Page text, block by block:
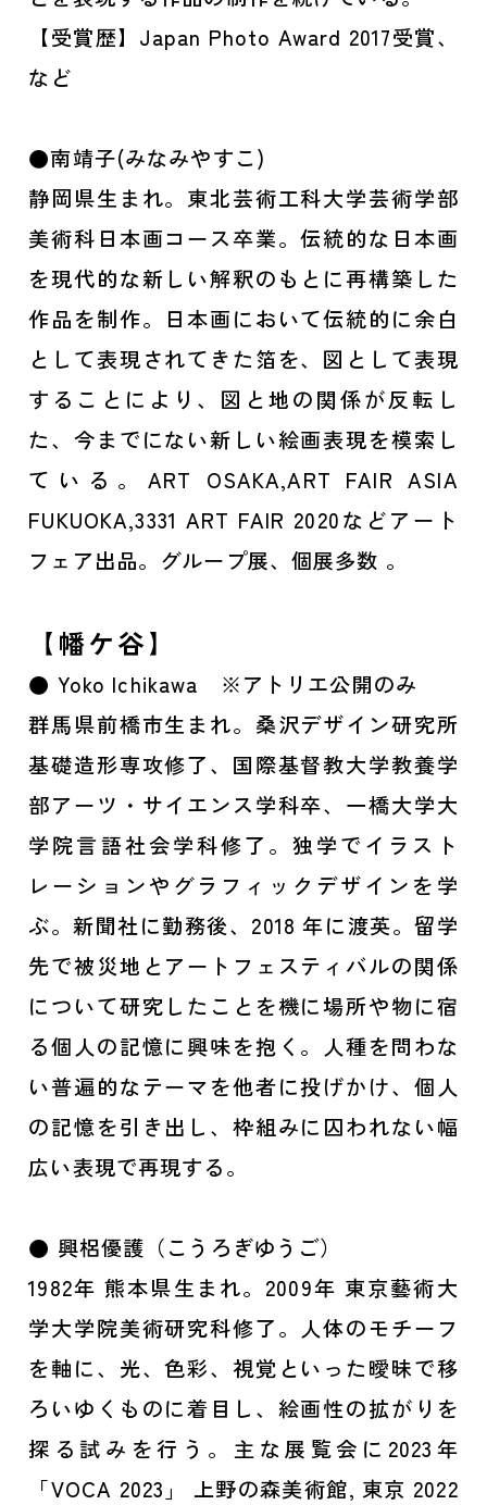
【受賞歴】Japan Photo Award 2017受賞、
など
●南靖子(みなみやすこ)
静岡県生まれ。東北芸術工科大学芸術学部
美術科日本画コース卒業。伝統的な日本画
を現代的な新しい解釈のもとに再構築した
作品を制作。日本画において伝統的に余白
として表現されてきた箔を、図として表現
することにより、図と地の関係が反転し
た、今までにない新しい絵画表現を模索し
ている。ART OSAKA,ART FAIR ASIA
FUKUOKA,3331 ART FAIR 2020などアート
フェア出品。グループ展、個展多数 。
【幡ケ谷】
● Yoko Ichikawa ※アトリエ公開のみ
群馬県前橋市生まれ。桑沢デザイン研究所
基礎造形専攻修了、国際基督教大学教養学
部アーツ・サイエンス学科卒、一橋大学大
学院言語社会学科修了。独学でイラスト
レーションやグラフィックデザインを学
ぶ。新聞社に勤務後、2018 年に渡英。留学
先で被災地とアートフェスティバルの関係
について研究したことを機に場所や物に宿
る個人の記憶に興味を抱く。人種を問わな
い普遍的なテーマを他者に投げかけ、個人
の記憶を引き出し、枠組みに囚われない幅
広い表現で再現する。
● 興梠優護（こうろぎゆうご）
1982年 熊本県生まれ。2009年 東京藝術大
学大学院美術研究科修了。人体のモチーフ
を軸に、光、色彩、視覚といった曖昧で移
ろいゆくものに着目し、絵画性の拡がりを
探る試みを行う。主な展覧会に2023年
「VOCA 2023」 上野の森美術館, 東京 2022